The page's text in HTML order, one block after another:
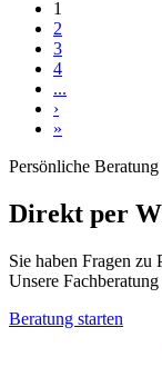
1
2
3
4
...
›
»
Persönliche Beratung
Direkt per
Sie haben Fragen
Unsere
Beratung starten